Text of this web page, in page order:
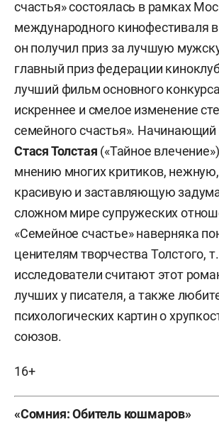
счастья» состоялась в рамках
международного кинофестиваля в
он получил приз за лучшую
главный приз федерации
лучший фильм основного
искреннее и смелое изменение
семейного счастья».
Стася Толстая («Тайное
мнению многих критиков,
красивую и заставляющую
сложном мире супружеских
«Семейное счастье» наверняка
ценителям творчества Толстого,
исследователи считают этот
лучших у писателя, а также
психологических картин о
союзов.
16+
«Сомния: Обитель кошмаров»